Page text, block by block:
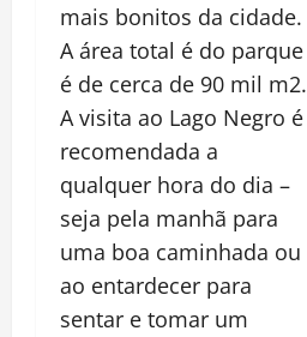
mais bonitos da cidade.
A área total é do parque
é de cerca de 90 mil m2.
A visita ao Lago Negro é
recomendada a
qualquer hora do dia –
seja pela manhã para
uma boa caminhada ou
ao entardecer para
sentar e tomar um